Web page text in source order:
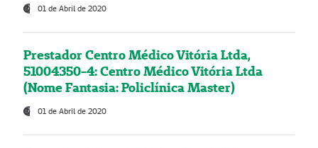
01 de Abril de 2020
Prestador Centro Médico Vitória Ltda,
51004350-4: Centro Médico Vitória Ltda
(Nome Fantasia: Policlínica Master)
01 de Abril de 2020